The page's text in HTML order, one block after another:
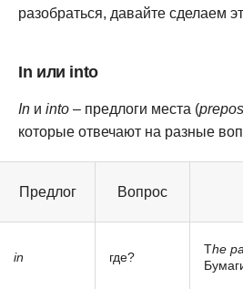
разобраться, давайте сделаем
In или into
In и into – предлоги места (
которые отвечают на разные
Предлог Вопрос
in где?
The